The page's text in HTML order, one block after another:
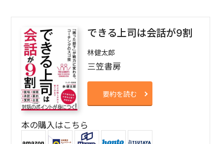
できる上司は会話が9割
林健太郎
三笠書房
要約を読む
本の購入はこちら